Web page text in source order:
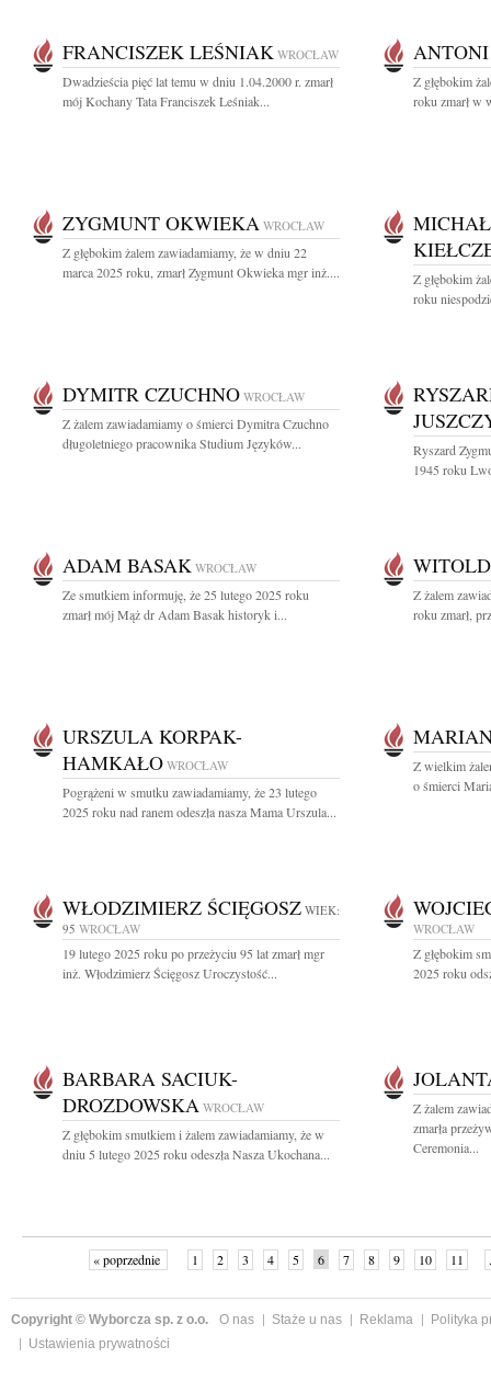
FRANCISZEK LEŚNIAK WROCŁAW
Dwadzieścia pięć lat temu w dniu 1.04.2000 r. zmarł
mój Kochany Tata Franciszek Leśniak...
Z głębokim
roku zmarł w
ZYGMUNT OKWIEKA WROCŁAW
Z głębokim żalem zawiadamiamy, że w dniu 22
marca 2025 roku, zmarł Zygmunt Okwieka mgr inż....
Z głębokim
roku
DYMITR CZUCHNO WROCŁAW
Z żalem zawiadamiamy o śmierci Dymitra Czuchno
długoletniego pracownika Studium Języków...
Ryszard
1945 roku
ADAM BASAK WROCŁAW
Ze smutkiem informuję, że 25 lutego 2025 roku
zmarł mój Mąż dr Adam Basak historyk i...
Z żalem
roku zmarł,
URSZULA KORPAK-
HAMKAŁO WROCŁAW
Pogrążeni w smutku zawiadamiamy, że 23 lutego
2025 roku nad ranem odeszła nasza Mama Urszula...
Z wielkim
o śmierci
WŁODZIMIERZ ŚCIĘGOSZ WIEK:
95 WROCŁAW
19 lutego 2025 roku po przeżyciu 95 lat zmarł mgr
inż. Włodzimierz Ścięgosz Uroczystość...
WROCŁAW
Z głębokim
2025 roku
BARBARA SACIUK-
DROZDOWSKA WROCŁAW
Z głębokim smutkiem i żalem zawiadamiamy, że w
dniu 5 lutego 2025 roku odeszła Nasza Ukochana...
Z żalem
zmarła
Ceremonia...
« poprzednie 1 2 3 4 5 6 7 8 9 10 11
Copyright © Wyborcza sp. z o.o. O nas Staże u nas Reklama
Polityka
Ustawienia prywatności